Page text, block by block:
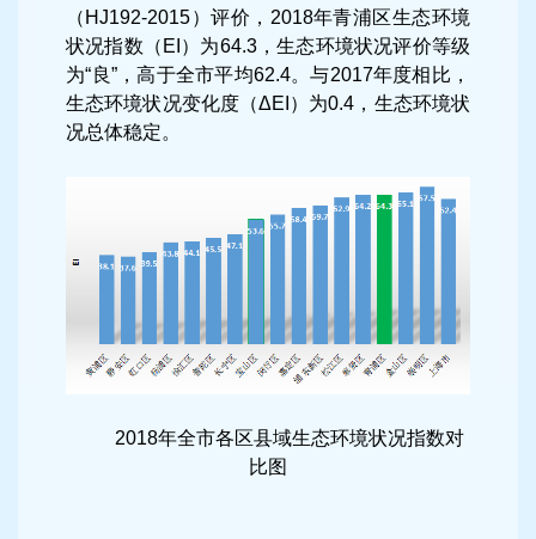
（HJ192-2015）评价，2018年青浦区生态环境
状况指数（EI）为64.3，生态环境状况评价等级
为“良”，高于全市平均62.4。与2017年度相比，
生态环境状况变化度（ΔEI）为0.4，生态环境状
况总体稳定。
2018年全市各区县域生态环境状况指数对
比图